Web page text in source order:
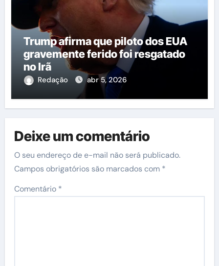
Trump afirma que piloto dos EUA
gravemente ferido foi resgatado
no Irã
Redação abr 5, 2026
Deixe um comentário
O seu endereço de e-mail não será publicado.
Campos obrigatórios são marcados com *
Comentário *